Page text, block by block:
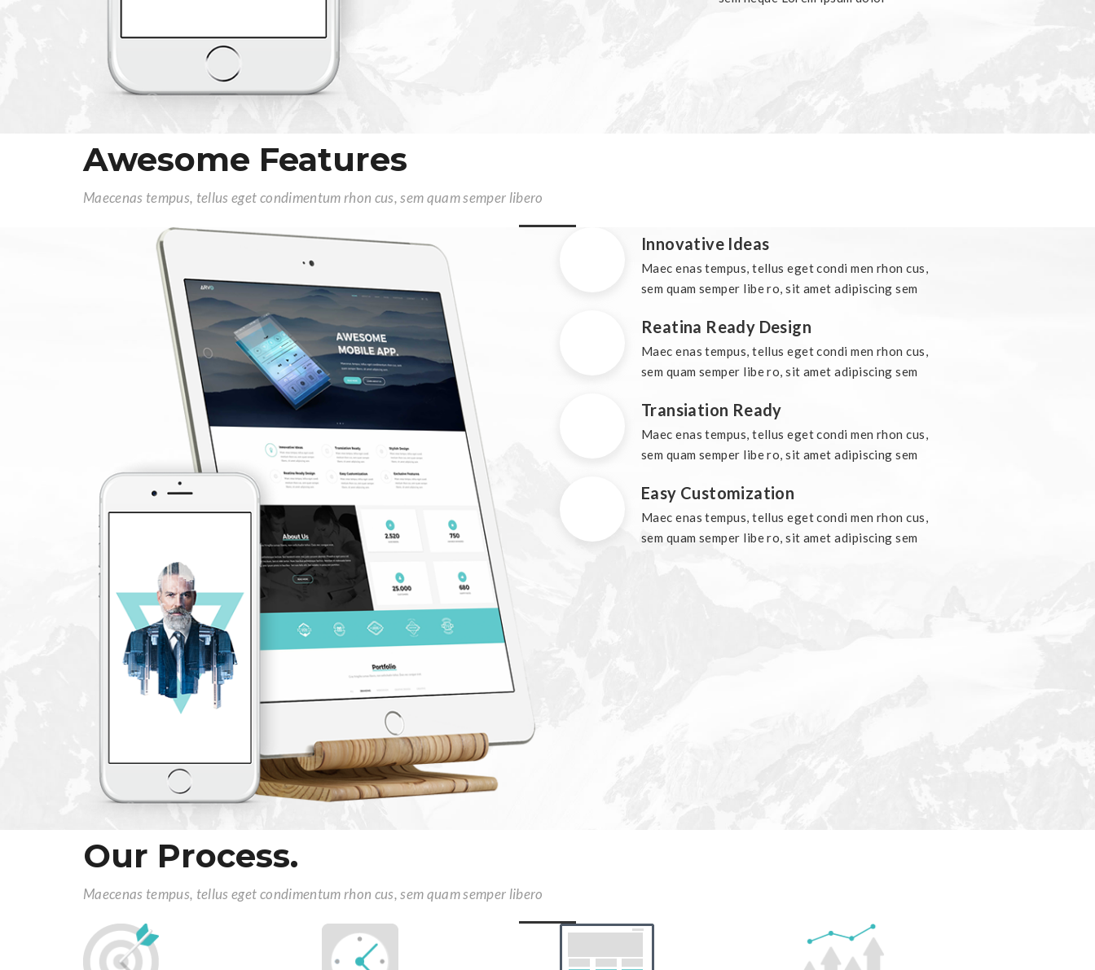
Awesome Features
Maecenas tempus, tellus eget condimentum rhon cus, sem quam semper libero
Innovative Ideas
Maec enas tempus, tellus eget condi men rhon cus,
sem quam semper libe ro, sit amet adipiscing sem
Reatina Ready Design
Maec enas tempus, tellus eget condi men rhon cus,
sem quam semper libe ro, sit amet adipiscing sem
Transiation Ready
Maec enas tempus, tellus eget condi men rhon cus,
sem quam semper libe ro, sit amet adipiscing sem
Easy Customization
Maec enas tempus, tellus eget condi men rhon cus,
sem quam semper libe ro, sit amet adipiscing sem
Our Process.
Maecenas tempus, tellus eget condimentum rhon cus, sem quam semper libero